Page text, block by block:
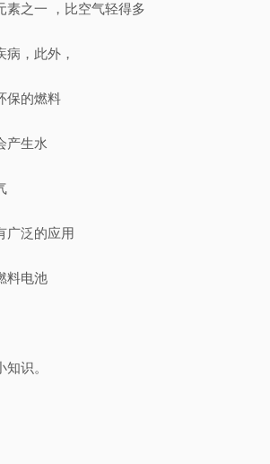
素之一 ，比空气轻得多
，此外，
保的燃料
产生水
广泛的应用
料电池
识。